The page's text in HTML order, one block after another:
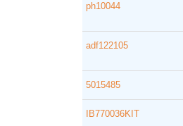
ph10044
adf122105
5015485
IB770036KIT